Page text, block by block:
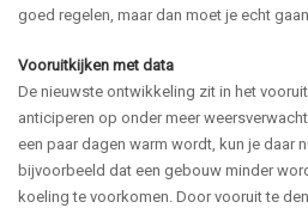
goed regelen, maar dan moet je echt
Vooruitkijken met data
De nieuwste ontwikkeling zit in het
anticiperen op onder meer
een paar dagen warm wordt, kun je daar
bijvoorbeeld dat een gebouw minder
koeling te voorkomen. Door vooruit te